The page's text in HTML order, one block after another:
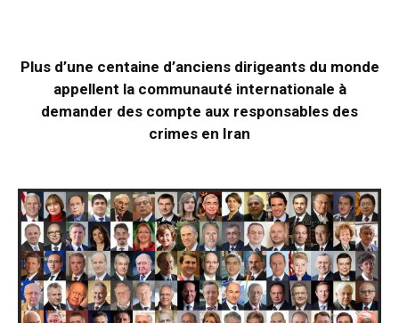
Plus d’une centaine d’anciens dirigeants du monde
appellent la communauté internationale à
demander des compte aux responsables des
crimes en Iran